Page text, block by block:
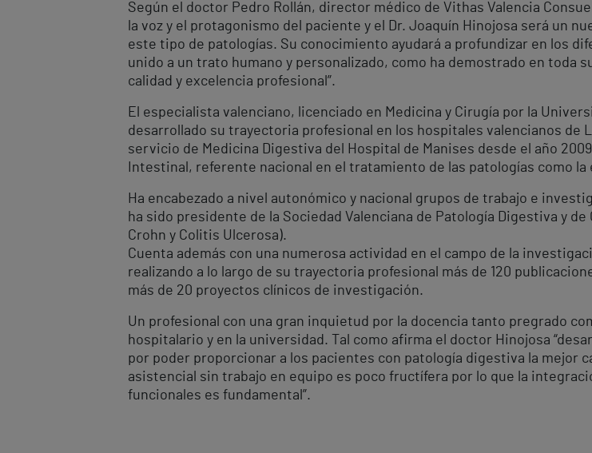
Según el doctor Pedro Rollán, director médico de Vithas Valencia
la voz y el protagonismo del paciente y el Dr. Joaquín Hinojosa será un
este tipo de patologías. Su conocimiento ayudará a profundizar en los
unido a un trato humano y personalizado, como ha demostrado en toda
calidad y excelencia profesional”.
El especialista valenciano, licenciado en Medicina y Cirugía por la
desarrollado su trayectoria profesional en los hospitales valencianos de
servicio de Medicina Digestiva del Hospital de Manises desde el año
Intestinal, referente nacional en el tratamiento de las patologías como
Ha encabezado a nivel autonómico y nacional grupos de trabajo e
ha sido presidente de la Sociedad Valenciana de Patología Digestiva y de
Crohn y Colitis Ulcerosa).
Cuenta además con una numerosa actividad en el campo de la
realizando a lo largo de su trayectoria profesional más de 120
más de 20 proyectos clínicos de investigación.
Un profesional con una gran inquietud por la docencia tanto pregrado
hospitalario y en la universidad. Tal como afirma el doctor Hinojosa
por poder proporcionar a los pacientes con patología digestiva la mejor
asistencial sin trabajo en equipo es poco fructífera por lo que la
funcionales es fundamental”.